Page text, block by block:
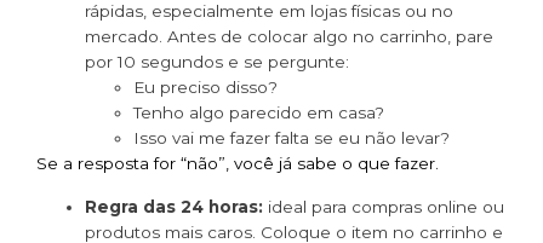
rápidas, especialmente em lojas físicas ou no
mercado. Antes de colocar algo no carrinho, pare
por 10 segundos e se pergunte:
Eu preciso disso?
Tenho algo parecido em casa?
Isso vai me fazer falta se eu não levar?
Se a resposta for “não”, você já sabe o que fazer.
Regra das 24 horas: ideal para compras online ou
produtos mais caros. Coloque o item no carrinho e